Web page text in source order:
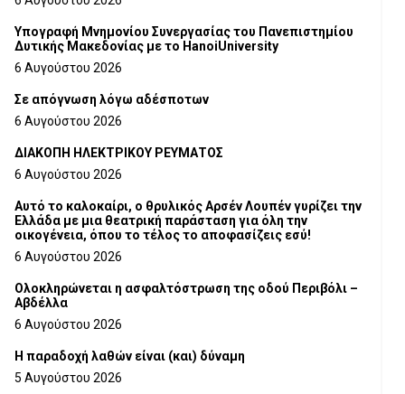
Υπογραφή Μνημονίου Συνεργασίας του Πανεπιστημίου
Δυτικής Μακεδονίας με το HanoiUniversity
6 Αυγούστου 2026
Σε απόγνωση λόγω αδέσποτων
6 Αυγούστου 2026
ΔΙΑΚΟΠΗ ΗΛΕΚΤΡΙΚΟΥ ΡΕΥΜΑΤΟΣ
6 Αυγούστου 2026
Αυτό το καλοκαίρι, ο θρυλικός Αρσέν Λουπέν γυρίζει την
Ελλάδα με μια θεατρική παράσταση για όλη την
οικογένεια, όπου το τέλος το αποφασίζεις εσύ!
6 Αυγούστου 2026
Ολοκληρώνεται η ασφαλτόστρωση της οδού Περιβόλι –
Αβδέλλα
6 Αυγούστου 2026
H παραδοχή λαθών είναι (και) δύναμη
5 Αυγούστου 2026